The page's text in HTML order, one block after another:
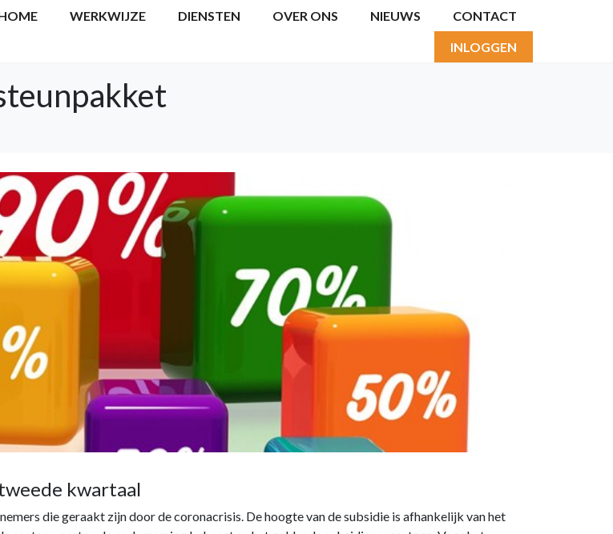
WERKWIJZE DIENSTEN OVER ONS NIEUWS CONTACT
INLOGGEN
kwartaal
die geraakt zijn door de coronacrisis. De hoogte van de subsidie is afhankelijk van het